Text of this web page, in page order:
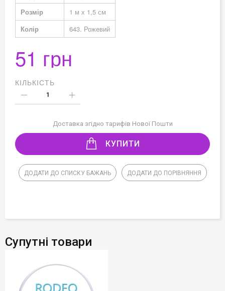
Розмір
1 м х 1,5 см
Колір
643. Рожевий
51 грн
КІЛЬКІСТЬ
Доставка згідно тарифів Нової Пошти
КУПИТИ
ДОДАТИ ДО СПИСКУ БАЖАНЬ ДОДАТИ ДО ПОРІВНЯННЯ
Супутні товари